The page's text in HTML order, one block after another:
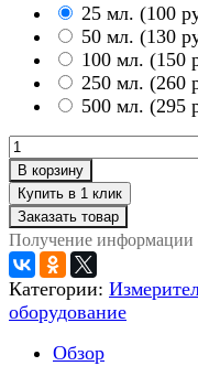
25 мл. (100
50 мл. (130
100 мл. (150
250 мл. (260
500 мл. (295
В корзину
Заказать товар
Получение информации
Категории:
оборудование
Обзор